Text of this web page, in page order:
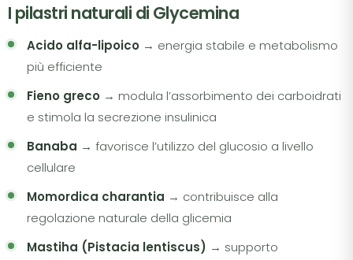
I pilastri naturali di Glycemina
Acido alfa-lipoico → energia stabile e metabolismo
più efficiente
Fieno greco → modula l’assorbimento dei carboidrati
e stimola la secrezione insulinica
Banaba → favorisce l’utilizzo del glucosio a livello
cellulare
Momordica charantia → contribuisce alla
regolazione naturale della glicemia
Mastiha (Pistacia lentiscus) → supporto